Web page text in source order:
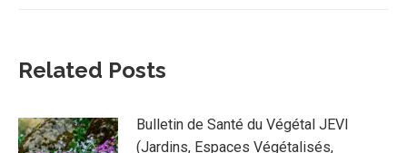
Related Posts
Bulletin de Santé du Végétal JEVI
(Jardins, Espaces Végétalisés,